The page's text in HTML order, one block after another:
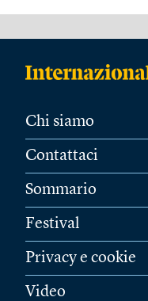
Chi siamo
Contattaci
Sommario
Festival
Privacy e cookie
Video